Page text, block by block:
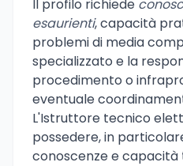
Il profilo richiede
esaurienti, capacità
problemi di media
specializzato e la
procedimento o
eventuale
L'Istruttore tecnico
possedere, in
conoscenze e